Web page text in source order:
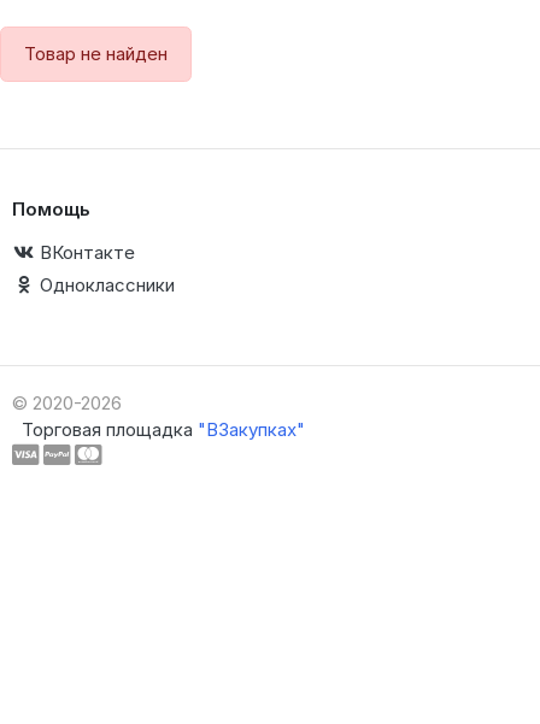
Товар не найден
Помощь
ВКонтакте
Одноклассники
© 2020-2026
Торговая площадка "ВЗакупках"